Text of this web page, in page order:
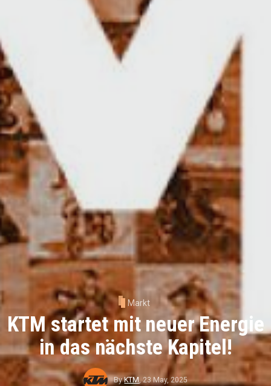
Markt
KTM startet mit neuer Energie
in das nächste Kapitel!
ByKTM,23 May, 2025